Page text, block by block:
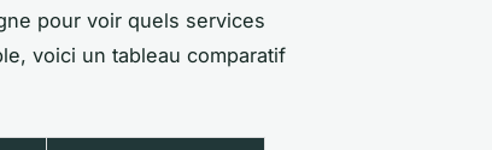
pour voir quels services
voici un tableau comparatif